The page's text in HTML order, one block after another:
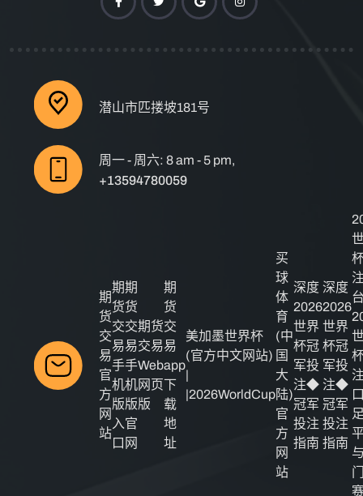
潜山市匹搂坡181号
周一 - 周六: 8 am - 5 pm,
+13594780059
期
货
交
易
官
方
网
站
期
货
交
易
手
机
版
入
口
期
货
交
易
手
机
版
官
网
期货
交易
Web
网页
版
期
货
交
易
app
下
载
地
址
美加墨世界杯
(官方中文网站)
|
|2026WorldCup
买
球
体
育
(中
国
大
陆)
官
方
网
站
深度
2026
世界
杯冠
军投
注◆
冠军
投注
指南
深度
2026
世界
杯冠
军投
注◆
冠军
投注
指南